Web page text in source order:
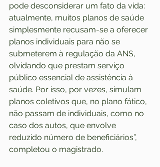
pode desconsiderar um fato da vida:
atualmente, muitos planos de saúde
simplesmente recusam-se a oferecer
planos individuais para não se
submeterem à regulação da ANS,
olvidando que prestam serviço
público essencial de assistência à
saúde. Por isso, por vezes, simulam
planos coletivos que, no plano fático,
não passam de individuais, como no
caso dos autos, que envolve
reduzido número de beneficiários”,
completou o magistrado.